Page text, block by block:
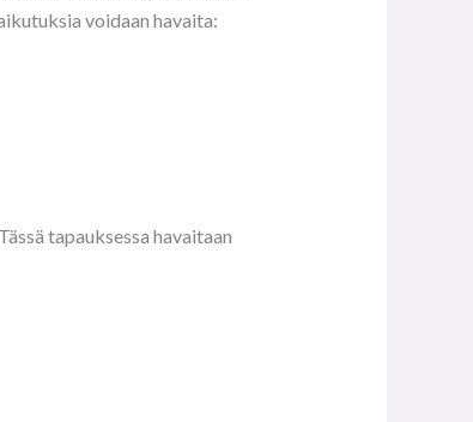
voidaan havaita:
tapauksessa havaitaan